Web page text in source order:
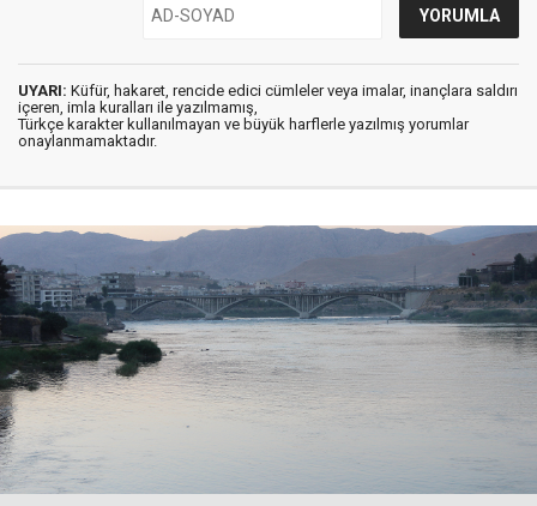
UYARI: Küfür, hakaret, rencide edici cümleler veya imalar, inançlara saldırı
içeren, imla kuralları ile yazılmamış,
Türkçe karakter kullanılmayan ve büyük harflerle yazılmış yorumlar
onaylanmamaktadır.